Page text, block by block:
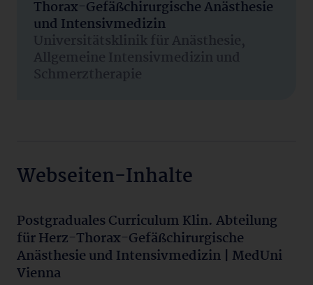
Thorax-Gefäßchirurgische Anästhesie
und Intensivmedizin
Universitätsklinik für Anästhesie,
Allgemeine Intensivmedizin und
Schmerztherapie
Webseiten-Inhalte
Postgraduales Curriculum Klin. Abteilung
für Herz-Thorax-Gefäßchirurgische
Anästhesie und Intensivmedizin | MedUni
Vienna